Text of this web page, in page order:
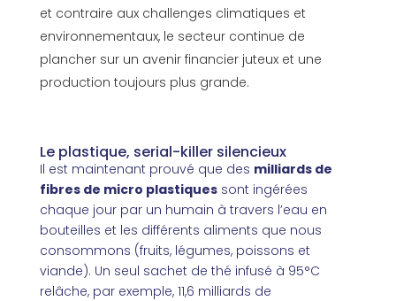
et contraire aux challenges climatiques et
environnementaux, le secteur continue de
plancher sur un avenir financier juteux et une
production toujours plus grande.
Le plastique, serial-killer silencieux
Il est maintenant prouvé que des milliards de
fibres de micro plastiquessont ingérées
chaque jour par un humain à travers l’eau en
bouteilles et les différents aliments que nous
consommons (fruits, légumes, poissons et
viande). Un seul sachet de thé infusé à 95°C
relâche, par exemple, 11,6 milliards de